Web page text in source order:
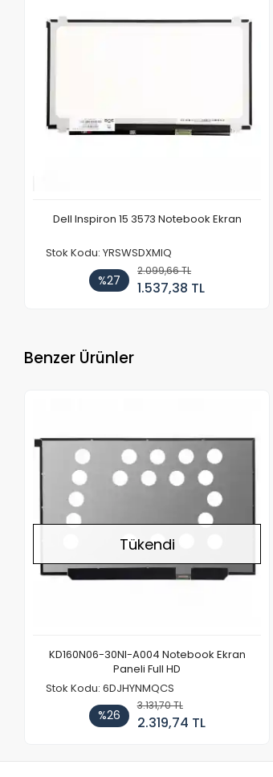
Dell Inspiron 15 3573 Notebook Ekran
Stok Kodu: YRSWSDXMIQ
%27
2.099,66 TL
1.537,38 TL
Benzer Ürünler
Tükendi
KD160N06-30NI-A004 Notebook Ekran
Paneli Full HD
Stok Kodu: 6DJHYNMQCS
%26
3.131,70 TL
2.319,74 TL